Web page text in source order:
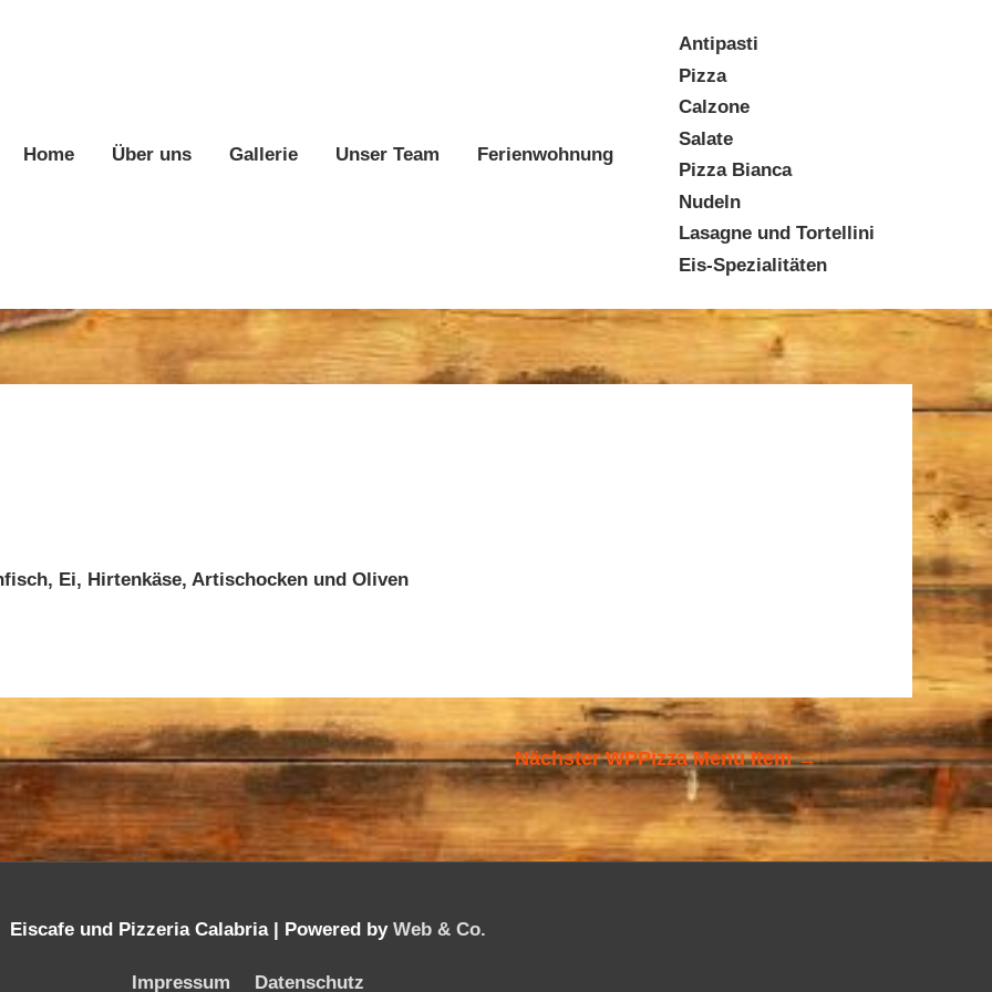
Home Über uns Gallerie Unser Team Ferienwohnung
Antipasti
Pizza
Calzone
Salate
Pizza Bianca
Nudeln
Lasagne und Tortellini
Eis-Spezialitäten
Ei, Hirtenkäse, Artischocken und Oliven
Nächster WPPizza Menu Item→
Eiscafe und Pizzeria Calabria | Powered by Web & Co.
Impressum Datenschutz